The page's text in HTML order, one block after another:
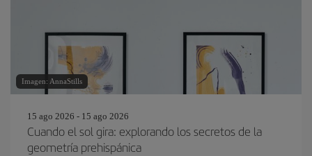
Imagen: AnnaStills
15 ago 2026 - 15 ago 2026
Cuando el sol gira: explorando los secretos de la
geometría prehispánica